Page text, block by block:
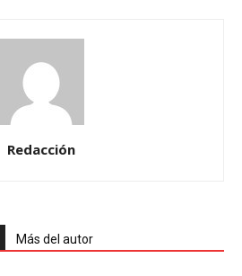
Redacción
Más del autor